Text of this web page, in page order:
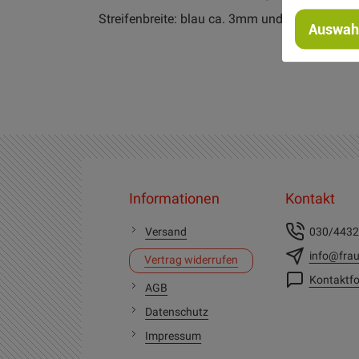
Streifenbreite: blau ca. 3mm und weiß ca. 1mm
Informationen
Versand
Vertrag widerrufen
AGB
Datenschutz
Impressum
Kontakt
030/